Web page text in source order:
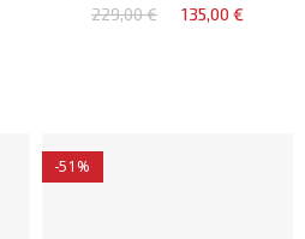
229,00 €
135,00 €
-51%